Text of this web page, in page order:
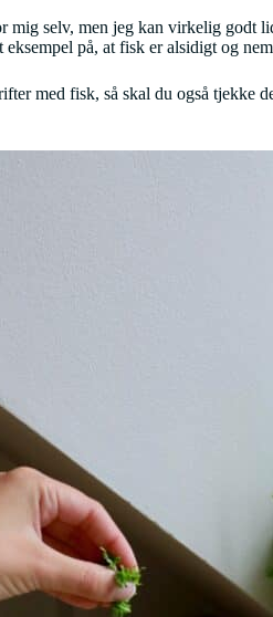
mig selv, men jeg kan virkelig godt
på, at fisk er alsidigt og
med fisk, så skal du også tjekke